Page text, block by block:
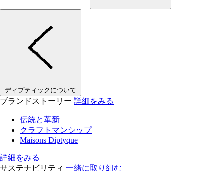
ディプティックについて
ブランドストーリー 詳細をみる
伝統と革新
クラフトマンシップ
Maisons Diptyque
詳細をみる
サステナビリティ 一緒に取り組む